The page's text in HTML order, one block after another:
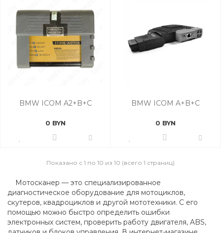
BMW ICOM A2+B+C
0 BYN
BMW ICOM A+B+C
0 BYN
Показано с 1 по 10 из 10 (всего 1 страниц)
диагностическое оборудование для мотоциклов,
скутеров, квадроциклов и другой мототехники. С его
помощью можно быстро определить ошибки
электронных систем, проверить работу двигателя, ABS,